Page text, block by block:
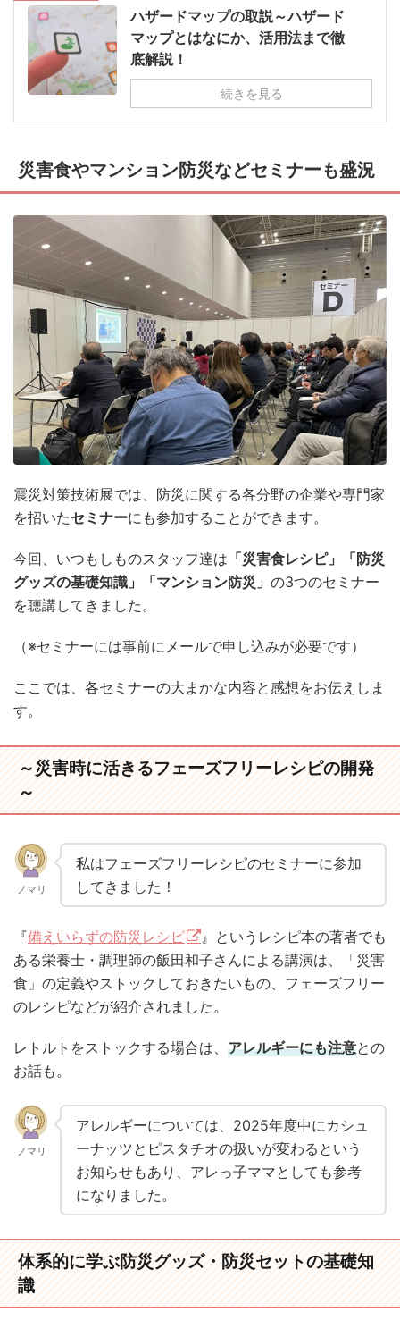
ハザードマップの取説～ハザード
マップとはなにか、活用法まで徹
底解説！
続きを見る
災害食やマンション防災などセミナーも盛況
震災対策技術展では、防災に関する各分野の企業や専門家
を招いたセミナーにも参加することができます。
今回、いつもしものスタッフ達は 「災害食レシピ」「防災
グッズの基礎知識」「マンション防災」 の3つのセミナー
を聴講してきました。
（※セミナーには事前にメールで申し込みが必要です）
ここでは、各セミナーの大まかな内容と感想をお伝えしま
す。
～災害時に活きるフェーズフリーレシピの開発
～
ノマリ
私はフェーズフリーレシピのセミナーに参加
してきました！
『備えいらずの防災レシピ
』というレシピ本の著者でも
ある栄養士・調理師の飯田和子さんによる講演は、「災害
食」の定義やストックしておきたいもの、フェーズフリー
のレシピなどが紹介されました。
レトルトをストックする場合は、 アレルギーにも注意との
お話も。
ノマリ
アレルギーについては、2025年度中にカシュ
ーナッツとピスタチオの扱いが変わるという
お知らせもあり、アレっ子ママとしても参考
になりました。
体系的に学ぶ防災グッズ・防災セットの基礎知
識